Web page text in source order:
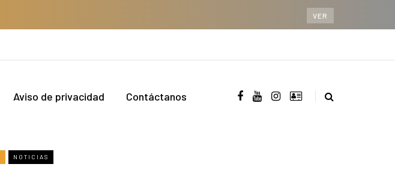
VER
Aviso de privacidad Contáctanos
NOTICIAS